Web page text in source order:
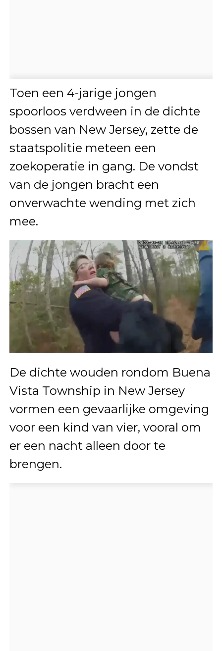
Toen een 4-jarige jongen
spoorloos verdween in de dichte
bossen van New Jersey, zette de
staatspolitie meteen een
zoekoperatie in gang. De vondst
van de jongen bracht een
onverwachte wending met zich
mee.
De dichte wouden rondom Buena
Vista Township in New Jersey
vormen een gevaarlijke omgeving
voor een kind van vier, vooral om
er een nacht alleen door te
brengen.